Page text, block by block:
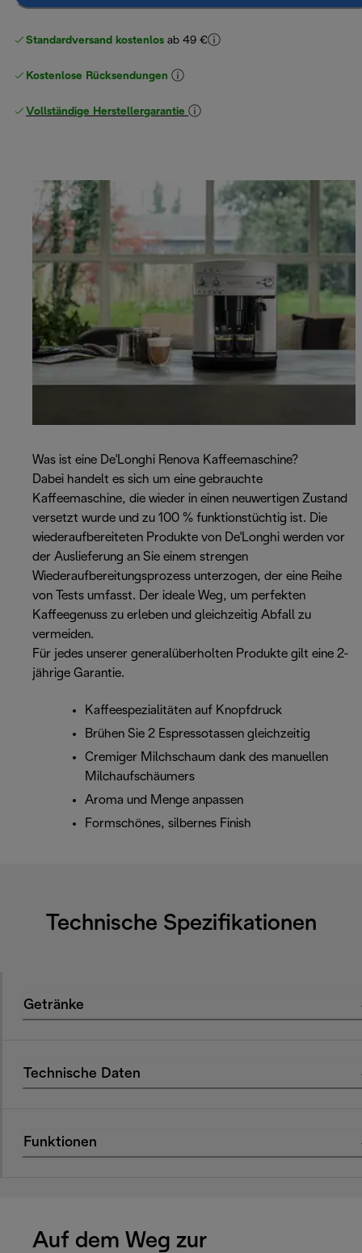
Standardversand kostenlos ab 49 €
Kostenlose Rücksendungen
Vollständige Herstellergarantie
Was ist eine De'Longhi Renova Kaffeemaschine?
Dabei handelt es sich um eine gebrauchte
Kaffeemaschine, die wieder in einen neuwertigen Zustand
versetzt wurde und zu 100 % funktionstüchtig ist. Die
wiederaufbereiteten Produkte von De'Longhi werden vor
der Auslieferung an Sie einem strengen
Wiederaufbereitungsprozess unterzogen, der eine Reihe
von Tests umfasst. Der ideale Weg, um perfekten
Kaffeegenuss zu erleben und gleichzeitig Abfall zu
vermeiden.
Für jedes unserer generalüberholten Produkte gilt eine 2-
jährige Garantie.
Kaffeespezialitäten auf Knopfdruck
Brühen Sie 2 Espressotassen gleichzeitig
Cremiger Milchschaum dank des manuellen
Milchaufschäumers
Aroma und Menge anpassen
Formschönes, silbernes Finish
Technische Spezifikationen
Getränke
Technische Daten
Funktionen
Auf dem Weg zur